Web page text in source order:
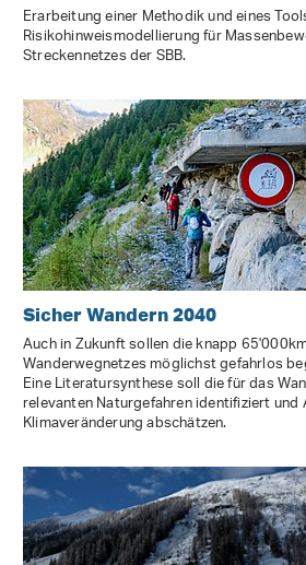
Erarbeitung einer Methodik und eines
Risikohinweismodellierung für
Streckennetzes der SBB.
Sicher Wandern 2040
Auch in Zukunft sollen die knapp
Wanderwegnetzes möglichst gefahrlos
Eine Literatursynthese soll die für das
relevanten Naturgefahren identifiziert und
Klimaveränderung abschätzen.